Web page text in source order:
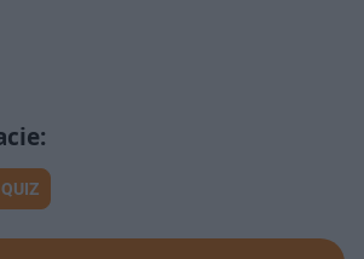
QUIZ